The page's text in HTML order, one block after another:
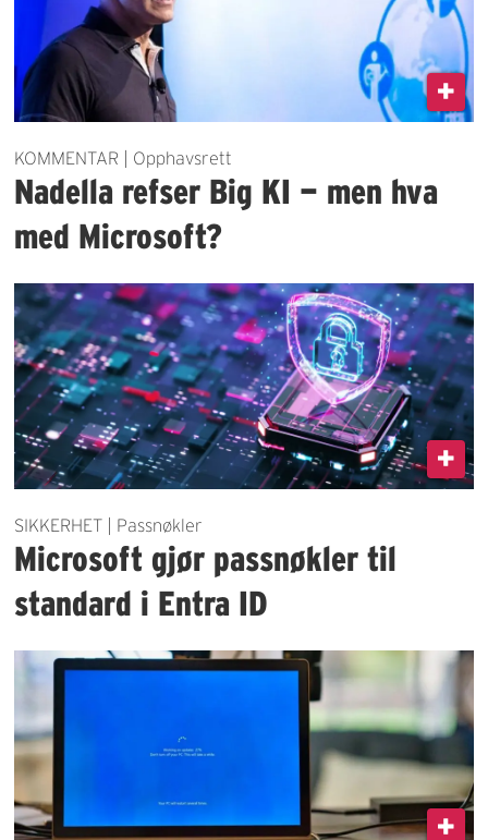
KOMMENTAR | Opphavsrett
Nadella refser Big KI — men hva
med Microsoft?
SIKKERHET | Passnøkler
Microsoft gjør passnøkler til
standard i Entra ID